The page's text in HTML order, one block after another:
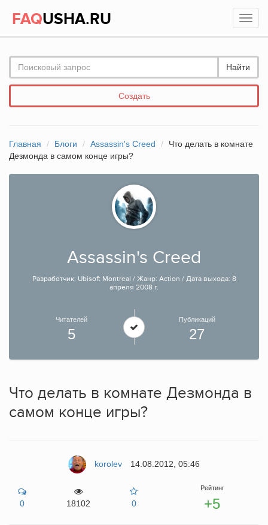
FAQUSHA.RU
Найти
Создать
Главная Блоги Assassin's Creed
Что делать в комнате
Дезмонда в самом конце игры?
Assassin's Creed
Разработчик: Ubisoft Montreal / Жанр: Action / Дата выхода: 8
апреля 2008 г.
Читателей
5
Публикаций
27
Что делать в комнате Дезмонда в
самом конце игры?
korolev 14.08.2012, 05:46
0 18102 0
Рейтинг
+5